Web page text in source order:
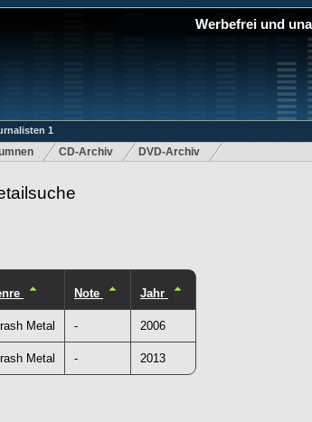
Werbefrei und
1
CD-Archiv DVD-Archiv
Note Jahr
Metal - 2006
Metal - 2013